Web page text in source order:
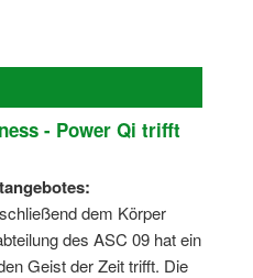
- Power Qi trifft
dem Körper
des ASC 09 hat ein
Geist der Zeit trifft. Die